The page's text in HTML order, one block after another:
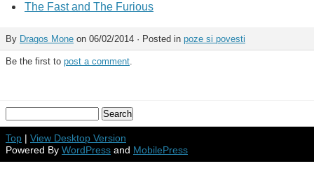
The Fast and The Furious
By Dragos Mone on 06/02/2014 · Posted in poze si povesti
Be the first to post a comment
Top | View Desktop Version
Powered By WordPress and MobilePress